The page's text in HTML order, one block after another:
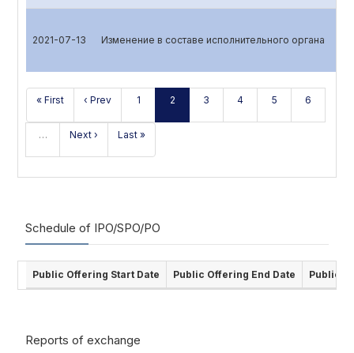
2021-07-13 Изменение в составе исполнительного органа
« First ‹ Prev 1 2 3 4 5 6
… Next › Last »
Schedule of IPO/SPO/PO
Public Offering Start Date Public Offering End Date Public
Reports of exchange